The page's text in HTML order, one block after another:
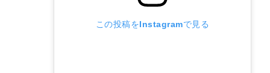
この投稿をInstagramで見る